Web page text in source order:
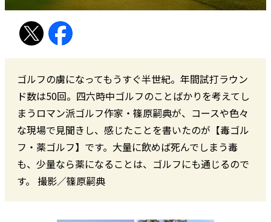
ゴルフの虜になってもうすぐ半世紀。年間試打ラウン
ド数は50回。四六時中ゴルフのことばかりを考えてし
まうロマン派ゴルフ作家・篠原嗣典が、コースや色々
な現場で見聞きし、感じたことを書いたのが【毒ゴル
フ・薬ゴルフ】です。大量に飲めば死んでしまう毒
も、少量なら薬になることは、ゴルフにも通じるので
す。 撮影／篠原嗣典